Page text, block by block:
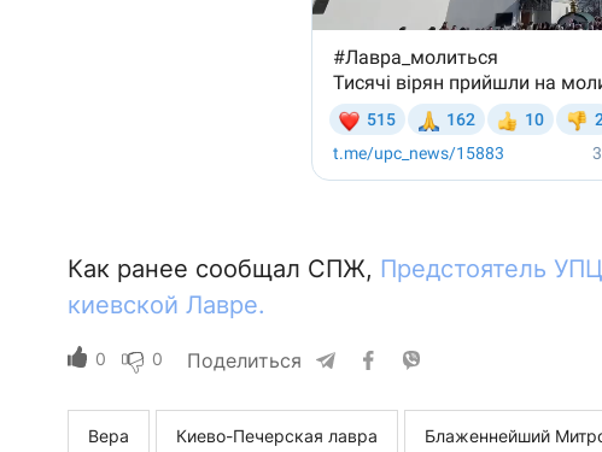
Как ранее сообщал СПЖ, Предстоятель
киевской Лавре.
0 0 Поделиться
Вера Киево-Печерская лавра Блаженнейший